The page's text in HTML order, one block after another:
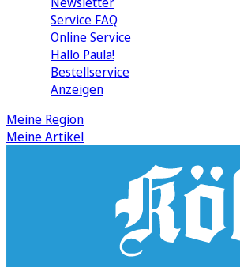
Service FAQ
Online Service
Hallo Paula!
Bestellservice
Anzeigen
Meine Region
Meine Artikel